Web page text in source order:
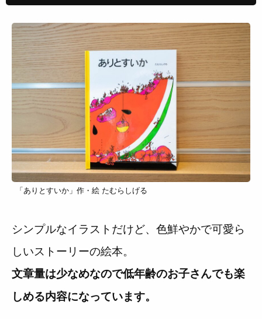
「ありとすいか」作・絵 たむらしげる
シンプルなイラストだけど、色鮮やかで可愛ら
しいストーリーの絵本。
文章量は少なめなので低年齢のお子さんでも楽
しめる内容になっています。